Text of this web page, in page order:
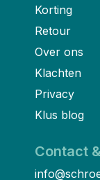
Korting
Retour
Over ons
Klachten
Privacy
Klus blog
Contact